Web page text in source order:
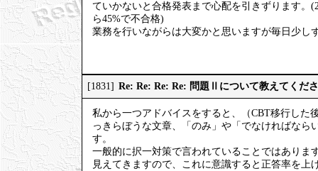
ていかないと合格発表まで心配を引きずります。
ら45%で不合格)
業務を行いながらは大変かと思いますが毎日少し
[1831] Re: Re: Re: Re: 問題Ⅱについて教えてくだ
私から一つアドバイスをすると、（CBT移行した
っきらぼうな文章、「のみ」や「でなければな
す。
一般的に択一対策で言われていることではありま
見えてきますので、これに意識すると正答率を上